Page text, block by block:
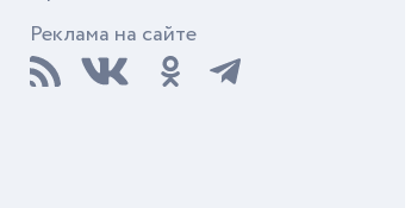
Реклама на сайте